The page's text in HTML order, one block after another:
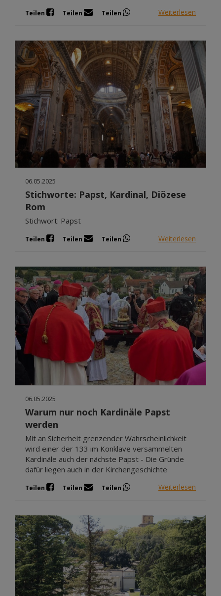
Teilen Teilen Teilen Weiterlesen
06.05.2025
Stichworte: Papst, Kardinal, Diözese
Rom
Stichwort: Papst
Teilen Teilen Teilen Weiterlesen
06.05.2025
Warum nur noch Kardinäle Papst
werden
Mit an Sicherheit grenzender Wahrscheinlichkeit
wird einer der 133 im Konklave versammelten
Kardinäle auch der nächste Papst - Die Gründe
dafür liegen auch in der Kirchengeschichte
Teilen Teilen Teilen Weiterlesen